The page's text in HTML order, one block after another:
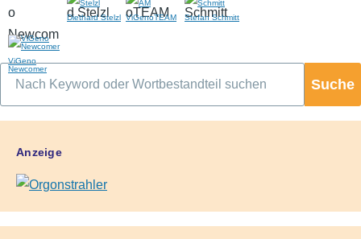
ViGeno
Newcomer
Diethard Stelzl ViGenoTEAM Stefan Schmitt
Suche
Anzeige